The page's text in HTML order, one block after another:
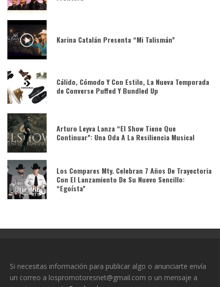
Karina Catalán Presenta “Mi Talismán”
Cálido, Cómodo Y Con Estilo, La Nueva Temporada
de Converse Puffed Y Bundled Up
Arturo Leyva Lanza “El Show Tiene Que
Continuar”: Una Oda A La Resiliencia Musical
Los Compares Mty. Celebran 7 Años De Trayectoria
Con El Lanzamiento De Su Nuevo Sencillo:
“Egoísta”
Si necesitas información para publicar algo o anunciarte envía
un correo a lospromotoresnet@gmail.com o un mensaje a